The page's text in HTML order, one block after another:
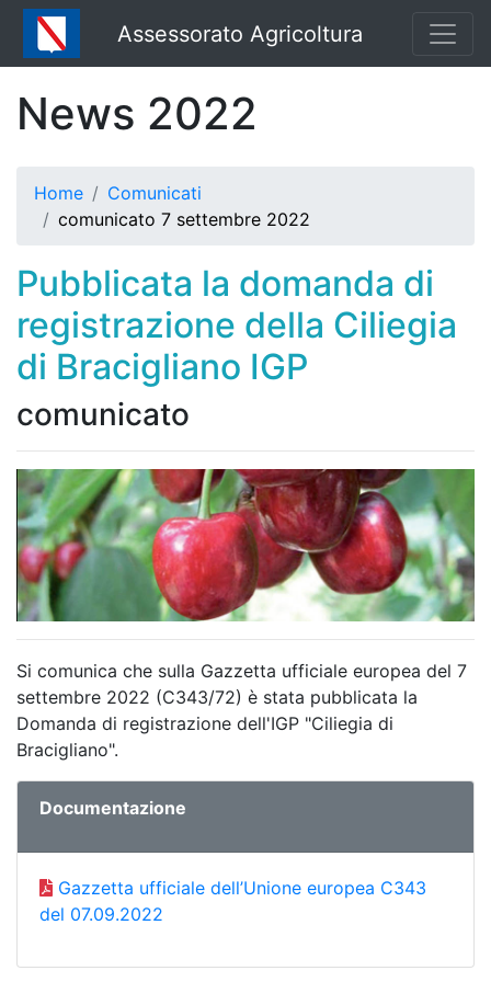
Assessorato Agricoltura
News 2022
Home
Comunicati
comunicato 7 settembre 2022
Pubblicata la domanda di
registrazione della Ciliegia
di Bracigliano IGP
comunicato
Si comunica che sulla Gazzetta ufficiale europea del 7
settembre 2022 (C343/72) è stata pubblicata la
Domanda di registrazione dell'IGP "Ciliegia di
Bracigliano".
Documentazione
Gazzetta ufficiale dell’Unione europea C343
del 07.09.2022